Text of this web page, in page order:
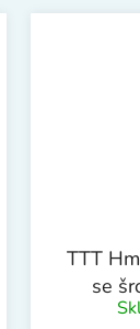
TTT
se